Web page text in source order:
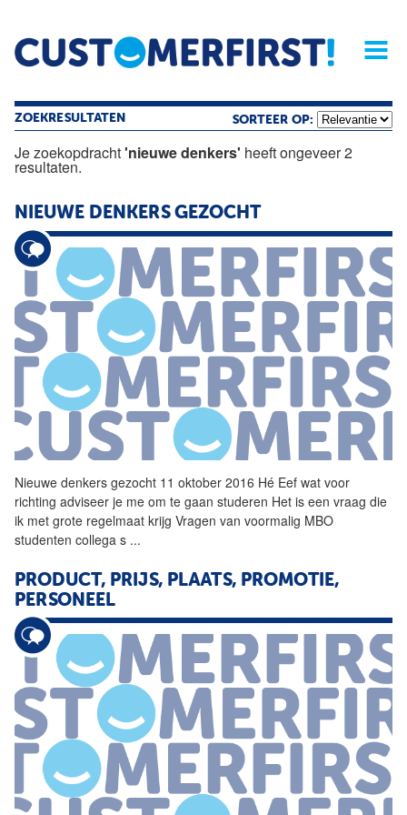
Home Opinie Archief
Magazine
ZOEKRESULTATEN SORTEER OP:
Je zoekopdracht'nieuwe denkers' heeft ongeveer 2
resultaten.
NIEUWE DENKERSGEZOCHT
Nieuwe denkers gezocht 11 oktober 2016 Hé Eef wat voor
richting adviseer je me om te gaan studeren Het is een vraag die
ik met grote regelmaat krijg Vragen van voormalig MBO
studenten collega s ...
PRODUCT, PRIJS, PLAATS, PROMOTIE,
PERSONEEL